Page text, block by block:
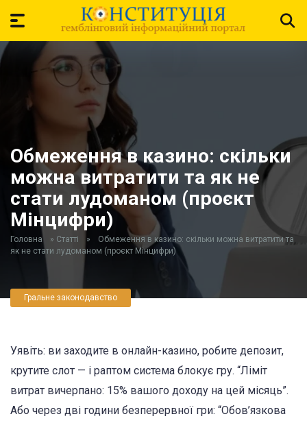
Обмеження в казино: скільки
можна витратити та як не
стати лудоманом (проєкт
Мінцифри)
Головна » Статті »
Обмеження в казино: скільки можна витратити та
як не стати лудоманом (проєкт Мінцифри)
Гральне законодавство
Уявіть: ви заходите в онлайн-казино, робите депозит,
крутите слот — і раптом система блокує гру. “Ліміт
витрат вичерпано: 15% вашого доходу на цей місяць”.
Або через дві години безперервної гри: “Обов’язкова